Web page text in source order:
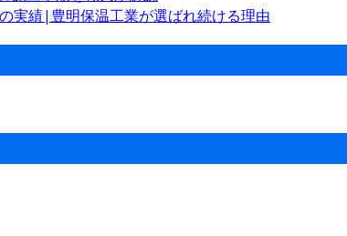
実績|豊明保温工業が選ばれ続ける理由